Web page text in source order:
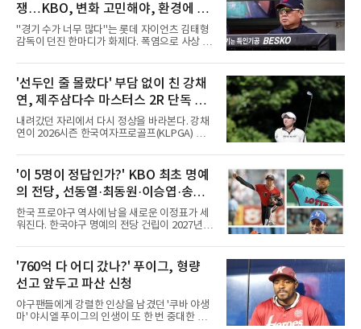
쟁…KBO, 변화 고민해야, 환경에 맞
는 경기 수가 바람직
"경기 수가 너무 많다"는 롯데 자이언츠 김태형
감독이 던진 한마디가 화제다. 폭염으로 사상 초
독은 단순히 더위를 이야기하지 않았다. 우천,
폭염, 부상 등 변수가 늘어나는 현실에서 현재
팀당 144경기 체제가 과연 지속 가능한지 질문
을 던졌다.물론 144경기가 세계적으로 특별히
많은 숫자는 아니다. 메이저리그는 팀당 162경
기, 일본프로야구도 143~144경기를 치른다. 숫
자만 놓고 보면 KBO가 유난히 혹사 구조라고 말
비교하기 어려울 정도로 폭염이 길어지고 강해
지고 있다. 여기에 장마, 이
'선두인 줄 몰랐다' 부담 없이 친 강채
연, 제주삼다수 마스터스 2R 단독 선
두
내려갔던 자리에서 다시 정상을 바라본다. 강채
연이 2026시즌 한국여자프로골프(KLPGA) 투어
억 원, 우승상금 1억8000만 원) 2라운드에서 단
독 선두로 도약했다.강채연은 7일 제주도 서귀
포의 테디밸리 골프앤리조트(파72)에서 열린 2
라운드에서 버디 5개와 보기 1개를 묶어 4언더
파 68타를 쳤다. 중간합계 9언더파 135타로 전
날 공동 4위에서 선두로 올라섰다. 공동 2위 그
룹(8언더파 136타)과는 한 타 차다.이 대회는 그
받았으나, 지난해 상금순위 75위에 그쳐 시드순
위전으로 밀렸고 본선에서도 78위에
'이 5명이 정답인가?' KBO 최초 명예
의 전당, 선동열·최동원·이승엽·송진
우·김응용을 둘러싼 논쟁
한국 프로야구 역사에 남을 새로운 이정표가 세
워진다. 한국야구 명예의 전당 건립이 2027년으
문으로 향하고 있다. "누가 한국 야구 최초의 명
예의 전당 헌액자가 될 것인가?"현재 가장 많이
거론되는 후보군은 선동열, 최동원, 이승엽, 송
진우, 그리고 김응용 감독이다. 한국 야구의 시
대별 상징성과 업적을 고려하면 충분히 설득력
있는 이름들이다.선동열은 한국 야구가 배출한
최고의 투수로 평가받는다. 해태 시절 통산 146
'760억 다 어디 갔나?' 푸이그, 형량
선고 앞두고 파산 신청
야구팬들에게 강렬한 인상을 남겼던 '쿠바 야생
마' 야시엘 푸이그의 인생이 또 한 번 중대한 갈